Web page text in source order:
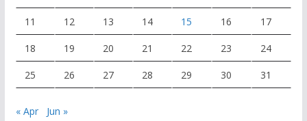
11 12 13 14 15 16 17
18 19 20 21 22 23 24
25 26 27 28 29 30 31
« Apr Jun »